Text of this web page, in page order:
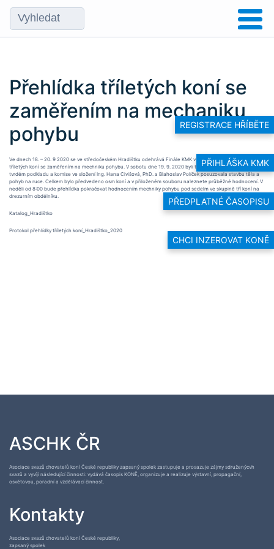
REGISTRACE HŘÍBĚTE
PŘIHLÁŠKA KMK
PŘEDPLATNÉ ČASOPISU
CHCI INZEROVAT KONĚ
Přehlídka tříletých koní se
zaměřením na mechaniku
pohybu
Ve dnech 18. – 20. 9 2020 se ve středočeském Hradištku odehrává Finále KMK v drezuře a zároveň Přehlídka
tříletých koní se zaměřením na mechniku pohybu. V sobotu dne 19. 9. 2020 byli tříletí koně hodnoceni na
tvrdém podkladu a komise ve složení Ing. Hana Civišová, PhD. a Blahoslav Políček posuzovala stavbu těla a
pohyb na ruce. Celkem bylo předvedeno osm koní a v přiloženém souboru naleznete průběžné hodnocení. V
neděli od 8:00 bude přehlídka pokračovat hodnocením mechniky pohybu pod sedelm ve skupině tří koní na
drezurním obdélníku.
Katalog_Hradištko
Protokol přehlídky tříletých koní_Hradištko_2020
ASCHK ČR
Asociace svazů chovatelů koní České republiky zapsaný spolek zastupuje a prosazuje zájmy sdruženýcvh
svazů a vyvíjí následující činnosti: vydává časopis KONĚ, organizuje a realizuje výstavní, propagační,
osvětovou, poradní a vzdělávací činnost.
Kontakty
Asociace svazů chovatelů koní České republiky,
zapsaný spolek